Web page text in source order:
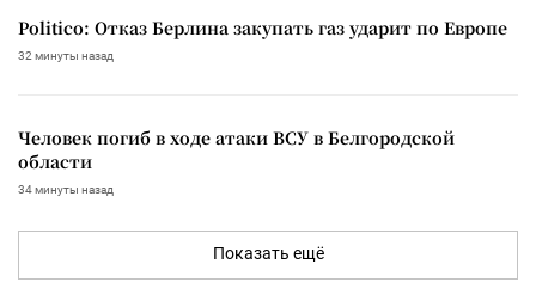
Politico: Отказ Берлина закупать газ ударит по Европе
32 минуты назад
Человек погиб в ходе атаки ВСУ в Белгородской
области
34 минуты назад
Показать ещё